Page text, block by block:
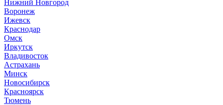
Нижний Новгород
Воронеж
Ижевск
Краснодар
Омск
Иркутск
Владивосток
Астрахань
Минск
Новосибирск
Красноярск
Тюмень